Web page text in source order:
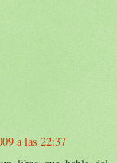
a las 22:37